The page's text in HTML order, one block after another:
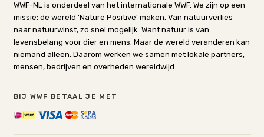
WWF-NL is onderdeel van het internationale WWF. We zijn op een
missie: de wereld 'Nature Positive' maken. Van natuurverlies
naar natuurwinst, zo snel mogelijk. Want natuur is van
levensbelang voor dier en mens. Maar de wereld veranderen kan
niemand alleen. Daarom werken we samen met lokale partners,
mensen, bedrijven en overheden wereldwijd.
BIJ WWF BETAAL JE MET